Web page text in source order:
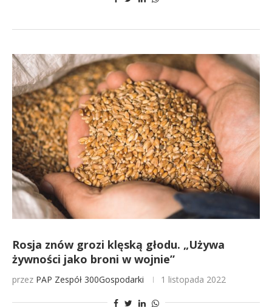
Rosja znów grozi klęską głodu. „Używa
żywności jako broni w wojnie”
przez PAP Zespół 300Gospodarki 1 listopada 2022